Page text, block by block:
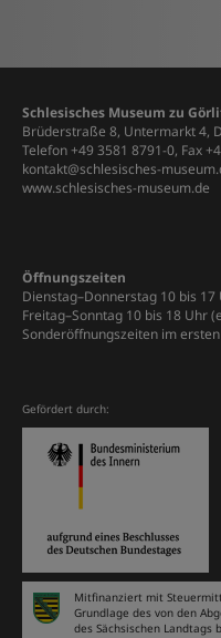
Schlesisches Museum zu
Brüderstraße 8, Untermarkt 4,
Telefon +49 3581 8791-0, Fax
kontakt@schlesisches-
www.schlesisches-museum.de
Öffnungszeiten
Dienstag–Donnerstag 10 bis
Freitag–Sonntag 10 bis 18 Uhr
Sonderöffnungszeiten im
Gefördert durch:
Mitfinanziert mit
Grundlage des von den
des Sächsischen Landtags